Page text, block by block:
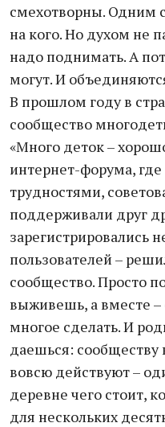
смехотворны. Одним
на кого. Но духом не
надо поднимать. А
могут. И
В прошлом году в
сообщество
«Много деток –
интернет-форума,
трудностями,
поддерживали друг
зарегистрировались
пользователей –
сообщество. Просто
выживешь, а вместе –
многое сделать. И
даешься: сообществу
вовсю действуют –
деревне чего стоит,
для нескольких